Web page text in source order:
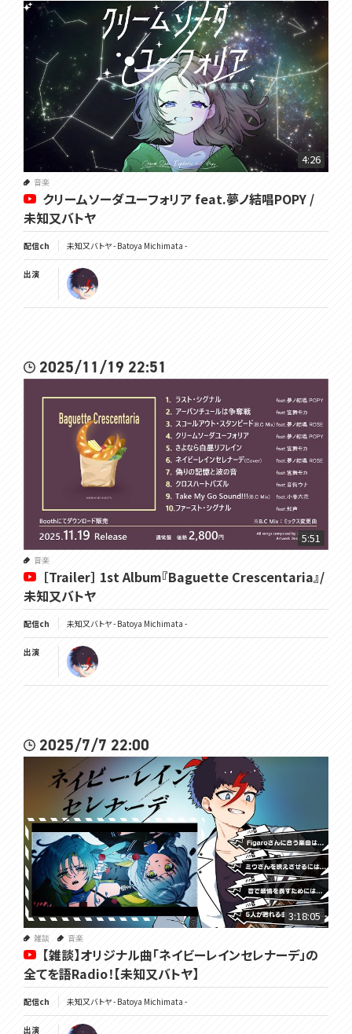
4:26
音楽
クリームソーダユーフォリア feat.夢ノ結唱POPY /
未知又バトヤ
配信ch 未知又バトヤ - Batoya Michimata -
出演
2025/11/19 22:51
5:51
音楽
［Trailer］ 1st Album『Baguette Crescentaria』/
未知又バトヤ
配信ch 未知又バトヤ - Batoya Michimata -
出演
2025/7/7 22:00
3:18:05
雑談 音楽
【雑談】オリジナル曲「ネイビーレインセレナーデ」の
全てを語Radio！【未知又バトヤ】
配信ch 未知又バトヤ - Batoya Michimata -
出演